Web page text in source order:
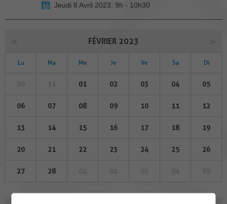
Jeudi 6 Avril 2023, 9h - 10h30
FÉVRIER 2023
Lu Ma Me Je Ve Sa Di
01 02 03 04 05
06 07 08 09 10 11 12
13 14 15 16 17 18 19
20 21 22 23 24 25 26
27 28